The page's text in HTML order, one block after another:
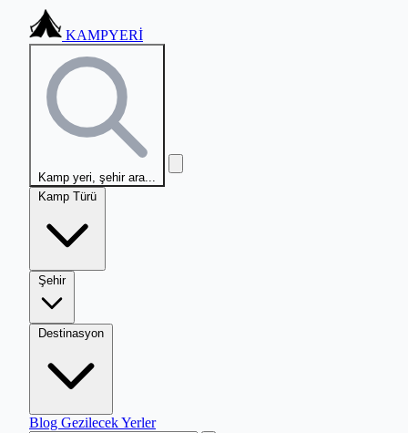
KAMPYERİ
Kamp yeri, şehir ara...
Kamp Türü
Şehir
Destinasyon
Blog Gezilecek Yerler